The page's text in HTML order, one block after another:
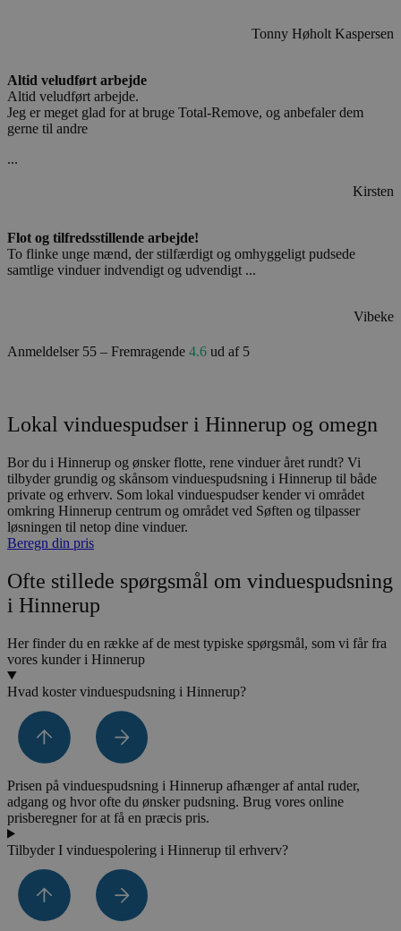
Tonny Høholt Kaspersen
Altid veludført arbejde
Altid veludført arbejde.
Jeg er meget glad for at bruge Total-Remove, og anbefaler dem
gerne til andre
...
Kirsten
Flot og tilfredsstillende arbejde!
To flinke unge mænd, der stilfærdigt og omhyggeligt pudsede
samtlige vinduer indvendigt og udvendigt ...
Vibeke
Anmeldelser 55 – Fremragende 4.6 ud af 5
Lokal vinduespudser i Hinnerup og omegn
Bor du i Hinnerup og ønsker flotte, rene vinduer året rundt? Vi
tilbyder grundig og skånsom vinduespudsning i Hinnerup til både
private og erhverv. Som lokal vinduespudser kender vi området
omkring Hinnerup centrum og området ved Søften og tilpasser
løsningen til netop dine vinduer.
Beregn din pris
Ofte stillede spørgsmål om vinduespudsning
i Hinnerup
Her finder du en række af de mest typiske spørgsmål, som vi får fra
vores kunder i Hinnerup
Hvad koster vinduespudsning i Hinnerup?
Prisen på vinduespudsning i Hinnerup afhænger af antal ruder,
adgang og hvor ofte du ønsker pudsning. Brug vores online
prisberegner for at få en præcis pris.
Tilbyder I vinduespolering i Hinnerup til erhverv?